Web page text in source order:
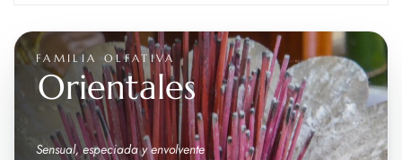
FAMILIA OLFATIVA
Orientales
Sensual, especiada y envolvente